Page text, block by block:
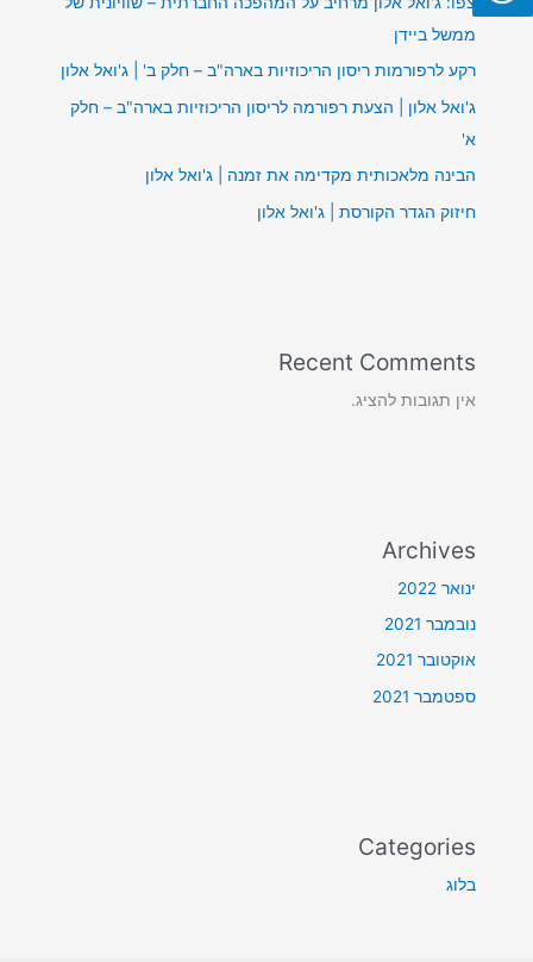
ממשל ביידן
רקע לרפורמות ריסון הריכוזיות בארה"ב – חלק ב' | ג'ואל אלון
ג'ואל אלון | הצעת רפורמה לריסון הריכוזיות בארה"ב – חלק
א'
הבינה מלאכותית מקדימה את זמנה | ג'ואל אלון
חיזוק הגדר הקורסת | ג'ואל אלון
Recent Comments
אין תגובות להציג.
Archives
ינואר 2022
נובמבר 2021
אוקטובר 2021
ספטמבר 2021
Categories
בלוג